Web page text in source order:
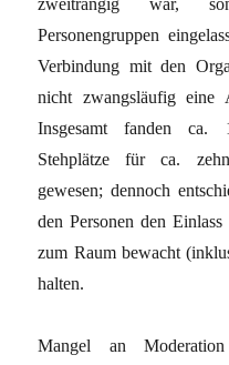
Personengruppen
Verbindung mit den
nicht zwangsläufig eine
Insgesamt fanden ca.
Stehplätze für ca.
gewesen; dennoch
den Personen den
zum Raum bewacht
halten.
Mangel an